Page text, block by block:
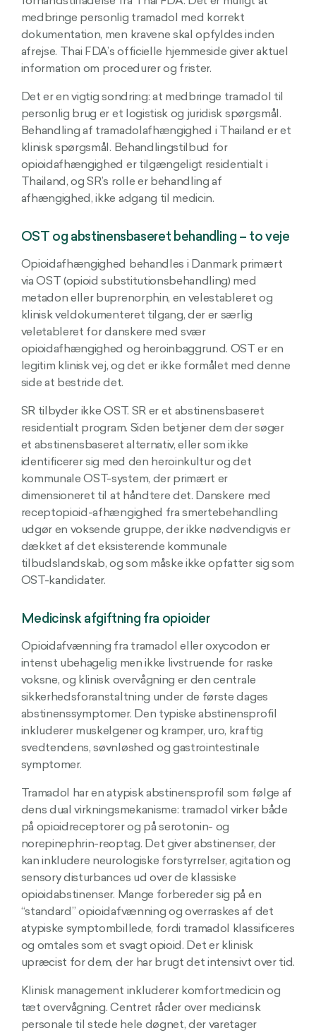
medbringe personlig tramadol med korrekt
dokumentation, men kravene skal opfyldes inden
afrejse. Thai FDA’s officielle hjemmeside giver aktuel
information om procedurer og frister.
Det er en vigtig sondring: at medbringe tramadol til
personlig brug er et logistisk og juridisk spørgsmål.
Behandling af tramadolafhængighed i Thailand er et
klinisk spørgsmål. Behandlingstilbud for
opioidafhængighed er tilgængeligt residentialt i
Thailand, og SR’s rolle er behandling af
afhængighed, ikke adgang til medicin.
OST og abstinensbaseret behandling – to veje
Opioidafhængighed behandles i Danmark primært
via OST (opioid substitutionsbehandling) med
metadon eller buprenorphin, en velestableret og
klinisk veldokumenteret tilgang, der er særlig
veletableret for danskere med svær
opioidafhængighed og heroinbaggrund. OST er en
legitim klinisk vej, og det er ikke formålet med denne
side at bestride det.
SR tilbyder ikke OST. SR er et abstinensbaseret
residentialt program. Siden betjener dem der søger
et abstinensbaseret alternativ, eller som ikke
identificerer sig med den heroinkultur og det
kommunale OST-system, der primært er
dimensioneret til at håndtere det. Danskere med
receptopioid-afhængighed fra smertebehandling
udgør en voksende gruppe, der ikke nødvendigvis er
dækket af det eksisterende kommunale
tilbudslandskab, og som måske ikke opfatter sig som
OST-kandidater.
Medicinsk afgiftning fra opioider
Opioidafvænning fra tramadol eller oxycodon er
intenst ubehagelig men ikke livstruende for raske
voksne, og klinisk overvågning er den centrale
sikkerhedsforanstaltning under de første dages
abstinenssymptomer. Den typiske abstinensprofil
inkluderer muskelgener og kramper, uro, kraftig
svedtendens, søvnløshed og gastrointestinale
symptomer.
Tramadol har en atypisk abstinensprofil som følge af
dens dual virkningsmekanisme: tramadol virker både
på opioidreceptorer og på serotonin- og
norepinephrin-reoptag. Det giver abstinenser, der
kan inkludere neurologiske forstyrrelser, agitation og
sensory disturbances ud over de klassiske
opioidabstinenser. Mange forbereder sig på en
“standard” opioidafvænning og overraskes af det
atypiske symptombillede, fordi tramadol klassificeres
og omtales som et svagt opioid. Det er klinisk
upræcist for dem, der har brugt det intensivt over tid.
Klinisk management inkluderer komfortmedicin og
tæt overvågning. Centret råder over medicinsk
personale til stede hele døgnet, der varetager